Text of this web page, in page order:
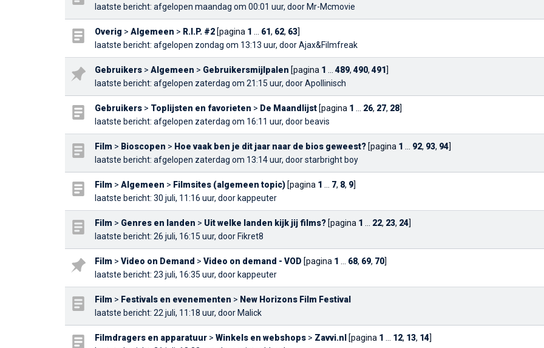
laatste bericht: afgelopen maandag om 00:01 uur, door Mr-Mcmovie
Overig > Algemeen > R.I.P. #2 [pagina 1 61, 62, 63]
laatste bericht: afgelopen zondag om 13:13 uur, doorAjax&Filmfreak
Gebruikers > Algemeen > Gebruikersmijlpalen [pagina 1 489, 490, 491]
laatste bericht: afgelopen zaterdag om 21:15 uur, doorApollinisch
Gebruikers > Toplijsten en favorieten > De Maandlijst [pagina 1 26, 27, 28]
laatste bericht: afgelopen zaterdag om 16:11 uur, door beavis
Film > Bioscopen > Hoe vaak ben je dit jaar naar de bios geweest? [pagina 1 92, 93, 94]
laatste bericht: afgelopen zaterdag om 13:14 uur, doorstarbright boy
Film > Algemeen > Filmsites (algemeen topic) [pagina 1 7, 8, 9]
laatste bericht: 30 juli, 11:16 uur, door kappeuter
Film > Genres en landen > Uit welke landen kijk jij films? [pagina 1 22, 23, 24]
laatste bericht: 26 juli, 16:15 uur, door Fikret8
Film > Video on Demand > Video on demand - VOD [pagina 1 68, 69, 70]
laatste bericht: 23 juli, 16:35 uur, door kappeuter
Film > Festivals en evenementen > New Horizons Film Festival
laatste bericht: 22 juli, 11:18 uur, door Malick
Filmdragers en apparatuur > Winkels en webshops > Zavvi.nl [pagina 1 12, 13, 14]